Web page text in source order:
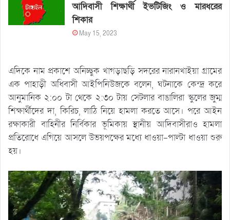
আদিবাসী শিক্ষার্থী ইভটিজিং ও মারধরের
শিকার
May 15, 2023
এদিকে নাম প্রকাশে অনিচ্ছুক খাগড়াছড়ি সদরের নারানখাইয়া গ্রামের
এক পাহাড়ী অধিবাসী আইপিনিউজকে বলেন, ঘটনাকে কেন্দ্র করে
আনুমানিক ২:০০ টা থেকে ২:৩০ টায় সেটলার বাঙালিরা স্কুলের জুম্ম
শিক্ষার্থীদের দা, কিরিচ, লাঠি নিয়ে হামলা করতে আসে। পরে আইন
রক্ষাকারী বাহিনীর নির্বিকার ভূমিকায় স্থানীয় আদিবাসীরাও হামলা
প্রতিরোধে এগিয়ে আসলে উভয়পক্ষের মধ্যে ধাওয়া-পাল্টা ধাওয়া শুরু
হয়।